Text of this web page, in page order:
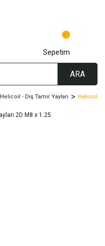
ARA
Sepetim
Helicoil - Diş Tamir Yayları Helicoil -